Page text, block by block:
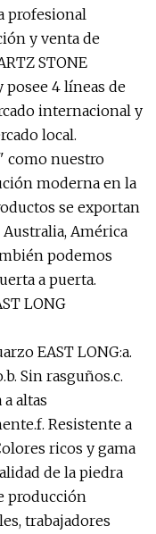
profesional
y venta de
STONE
posee 4 líneas de
internacional y
local.
como nuestro
moderna en la
se exportan
Australia, América
podemos
a puerta.
LONG
EAST LONG:a.
Sin rasguños.c.
altas
Resistente a
ricos y gama
de la piedra
producción
trabajadores